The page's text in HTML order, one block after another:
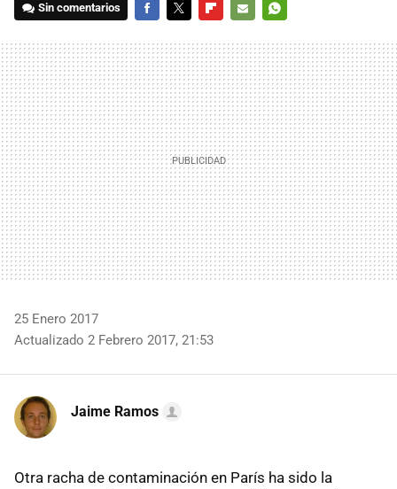
Sin comentarios
MAIL
25 Enero 2017
Actualizado 2 Febrero 2017, 21:53
Jaime Ramos
Otra racha de contaminación en París ha sido la